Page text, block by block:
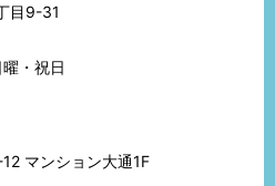
目9-31
・祝日
マンション大通1F